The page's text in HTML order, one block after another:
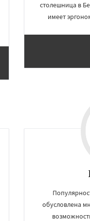
по
Копыль Крупки Мядель
столешница в
имеет
обусловлена
Даю